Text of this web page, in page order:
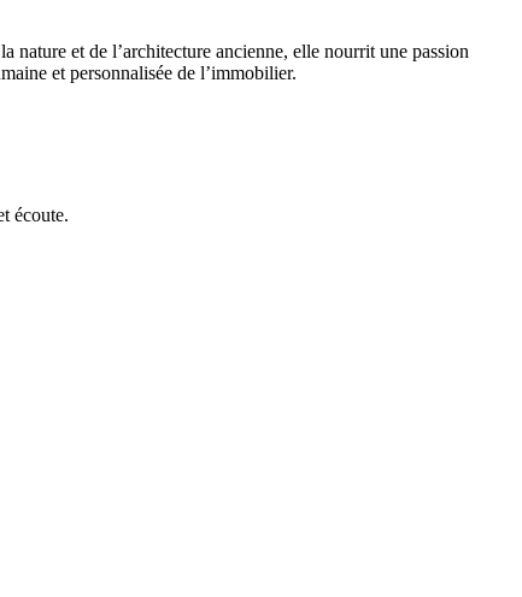
nature et de l’architecture ancienne, elle nourrit une passion
et personnalisée de l’immobilier.
écoute.